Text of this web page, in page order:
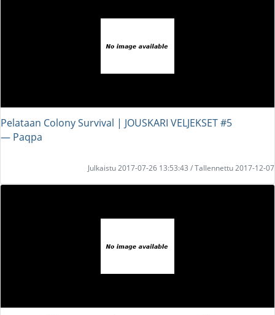
Pelataan Colony Survival | JOUSKARI VELJEKSET #5
― Paqpa
Julkaistu 2017-07-26 13:53:43 / Tallennettu 2017-12-07